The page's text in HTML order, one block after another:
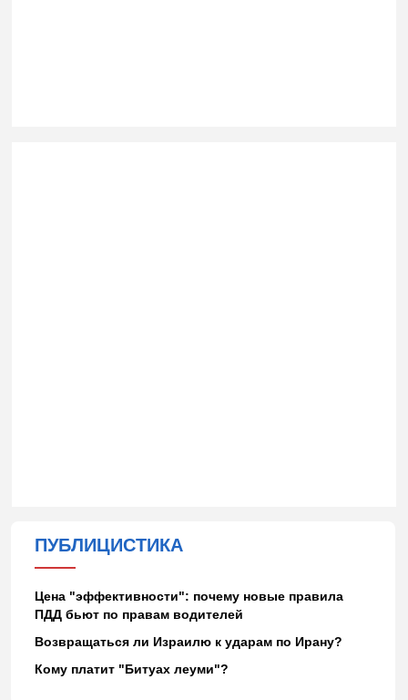
ПУБЛИЦИСТИКА
Цена "эффективности": почему новые правила
ПДД бьют по правам водителей
Возвращаться ли Израилю к ударам по Ирану?
Кому платит "Битуах леуми"?